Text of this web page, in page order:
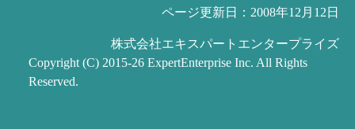
ページ更新日：2008年12月12日
株式会社エキスパートエンタープライズ
Copyright (C) 2015-26 ExpertEnterprise Inc. All Rights
Reserved.